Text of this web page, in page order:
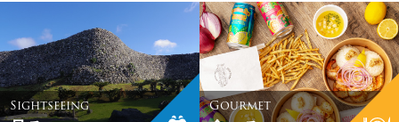
Sightseeing
Gourmet